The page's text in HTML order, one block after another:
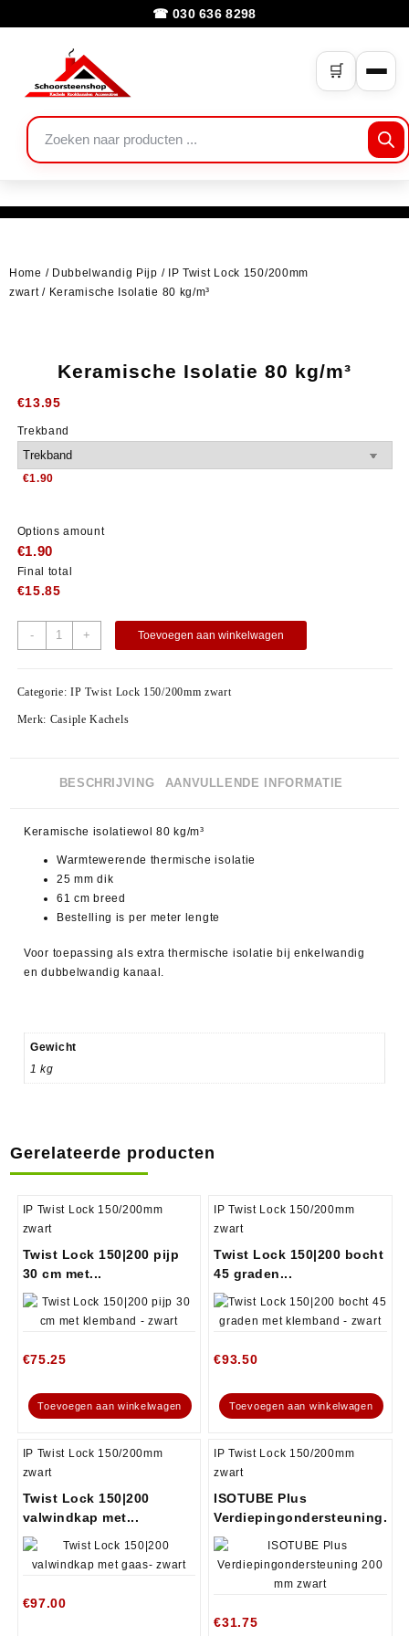
☎ 030 636 8298
🛒
Home / Dubbelwandig Pijp /
IP Twist Lock 150/200mm
zwart/ Keramische Isolatie 80 kg/m³
Keramische Isolatie 80 kg/m³
€13.95
Trekband
€1.90
Options amount
€1.90
Final total
€15.85
- + Toevoegen aan winkelwagen
Categorie:IP Twist Lock 150/200mm zwart
Merk: Casiple Kachels
BESCHRIJVING AANVULLENDE INFORMATIE
Keramische isolatiewol 80 kg/m³
Warmtewerende thermische isolatie
25 mm dik
61 cm breed
Bestelling is per meter lengte
Voor toepassing als extra thermische isolatie bij enkelwandig
en dubbelwandig kanaal.
Gewicht
1 kg
Gerelateerde producten
IP Twist Lock 150/200mm
zwart
Twist Lock 150|200 pijp
30 cm met...
€75.25
Toevoegen aan winkelwagen
IP Twist Lock 150/200mm
zwart
Twist Lock 150|200 bocht
45 graden...
€93.50
Toevoegen aan winkelwagen
IP Twist Lock 150/200mm
zwart
Twist Lock 150|200
valwindkap met...
€97.00
IP Twist Lock 150/200mm
zwart
ISOTUBE Plus
Verdiepingondersteuning...
€31.75